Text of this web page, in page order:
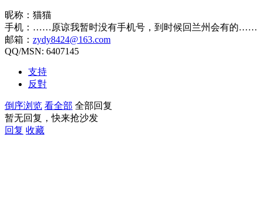
昵称：猫猫
手机：……原谅我暂时没有手机号，到时候回兰州会有的……
邮箱： zydy8424@163.com
QQ/MSN: 6407145
支持
反對
倒序浏览 看全部 全部回复
暂无回复，快来抢沙发
回复 收藏